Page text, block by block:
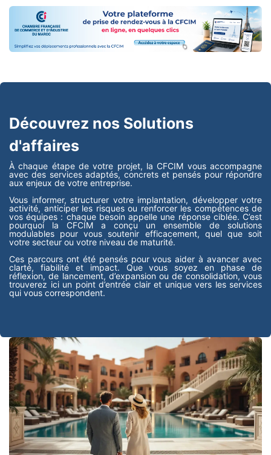
Découvrez nos Solutions
d'affaires
À chaque étape de votre projet, la CFCIM vous accompagne
avec des services adaptés, concrets et pensés pour répondre
aux enjeux de votre entreprise.
Vous informer, structurer votre implantation, développer votre
activité, anticiper les risques ou renforcer les compétences de
vos équipes : chaque besoin appelle une réponse ciblée. C’est
pourquoi la CFCIM a conçu un ensemble de solutions
modulables pour vous soutenir efficacement, quel que soit
votre secteur ou votre niveau de maturité.
Ces parcours ont été pensés pour vous aider à avancer avec
clarté, fiabilité et impact. Que vous soyez en phase de
réflexion, de lancement, d’expansion ou de consolidation, vous
trouverez ici un point d’entrée clair et unique vers les services
qui vous correspondent.